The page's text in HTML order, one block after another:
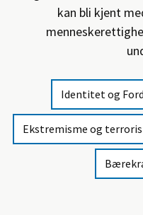
kan bli kjent
Identitet og
Ekstremisme og